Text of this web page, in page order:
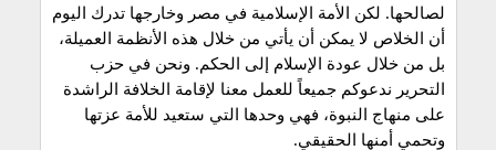
لصالحها. لكن الأمة الإسلامية في مصر وخارجها تدرك اليوم
أن الخلاص لا يمكن أن يأتي من خلال هذه الأنظمة العميلة،
بل من خلال عودة الإسلام إلى الحكم. ونحن في حزب
التحرير ندعوكم جميعاً للعمل معنا لإقامة الخلافة الراشدة
على منهاج النبوة، فهي وحدها التي ستعيد للأمة عزتها
وتحمي أمنها الحقيقي.